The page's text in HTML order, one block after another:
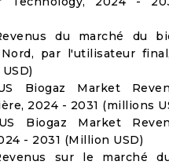
du marché du
par l'utilisateur
Biogaz Market
2024 - 2031 (millions
Biogaz Market
- 2031 (Million USD)
sur le marché